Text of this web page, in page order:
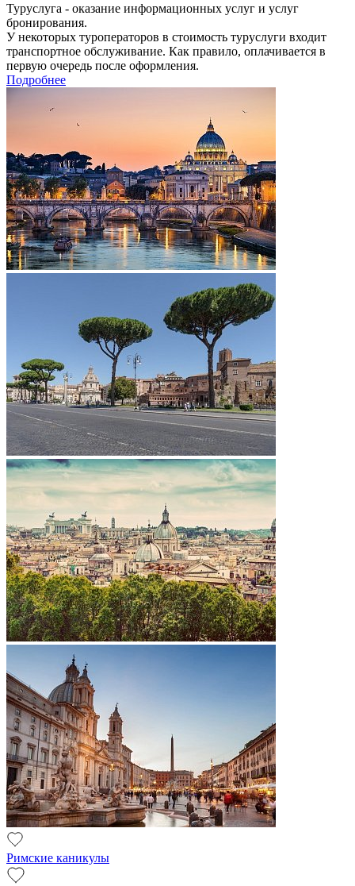
Туруслуга - оказание информационных услуг и услуг
бронирования.
У некоторых туроператоров в стоимость туруслуги входит
транспортное обслуживание. Как правило, оплачивается в
первую очередь после оформления.
Подробнее
Римские каникулы